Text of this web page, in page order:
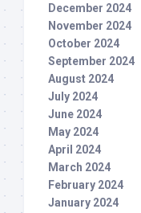
December 2024
November 2024
October 2024
September 2024
August 2024
July 2024
June 2024
May 2024
April 2024
March 2024
February 2024
January 2024